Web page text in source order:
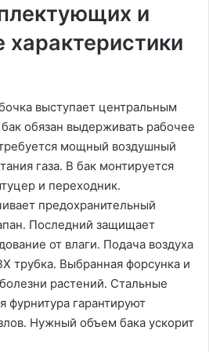
и
характеристики
выступает центральным
обязан выдерживать рабочее
мощный воздушный
газа․ В бак монтируется
и переходник․
предохранительный
Последний защищает
от влаги․ Подача воздуха
трубка․ Выбранная форсунка и
растений․ Стальные
фурнитура гарантируют
Нужный объем бака ускорит